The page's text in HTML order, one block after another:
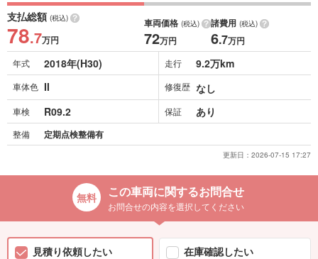
支払総額 (税込)
78.7万円
車両価格 (税込)
72万円
諸費用 (税込)
6.7万円
年式 2018年(H30) 走行 9.2万km
車体色 II 修復歴 なし
車検 R09.2 保証 あり
整備 定期点検整備有
更新日： 2026-07-15 17:27
この車両に関するお問合せ
お問合せの内容を選択してください
見積り依頼したい
在庫確認したい